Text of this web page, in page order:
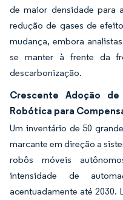
de maior densidade para
redução de gases de
mudança, embora
se manter à frente da
descarbonização.
Crescente Adoção
Robótica para
Um inventário de 50
marcante em direção a
robôs móveis
intensidade de
acentuadamente até 2030.